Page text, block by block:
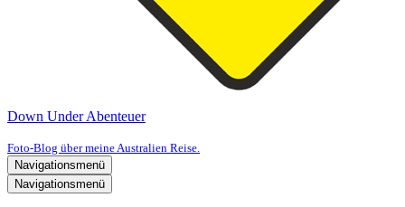
Down Under Abenteuer
Foto-Blog über meine Australien Reise.
Navigationsmenü
Navigationsmenü